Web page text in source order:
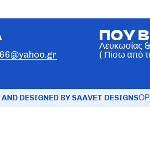
ΠΟΥ
Λευκωσίας
( Πίσω από
DESIGNED BY SAAVET DESIGNS